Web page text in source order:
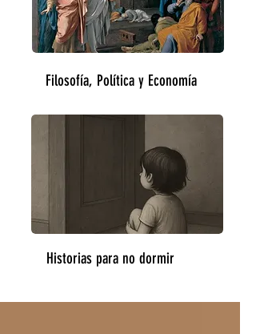
Filosofía, Política y Economía
Historias para no dormir